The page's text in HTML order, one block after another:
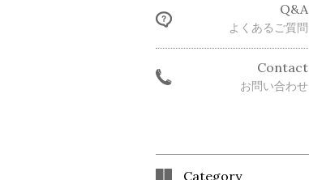
Q&A
よくあるご質問
Contact
お問い合わせ
Category